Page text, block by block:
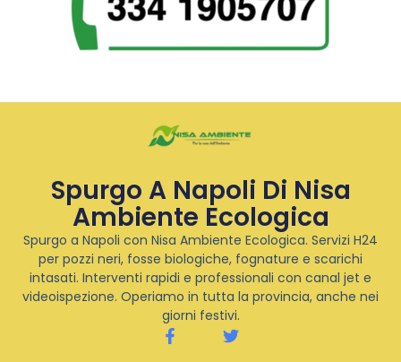
Spurgo A Napoli Di Nisa
Ambiente Ecologica
Spurgo a Napoli con Nisa Ambiente Ecologica. Servizi H24
per pozzi neri, fosse biologiche, fognature e scarichi
intasati. Interventi rapidi e professionali con canal jet e
videoispezione. Operiamo in tutta la provincia, anche nei
giorni festivi.